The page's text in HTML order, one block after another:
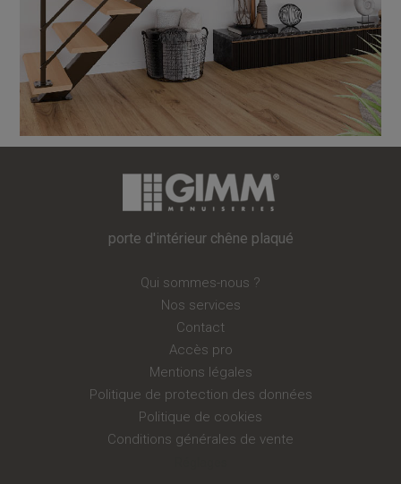
porte d'intérieur chêne plaqué
Qui sommes-nous ?
Nos services
Contact
Accès pro
Mentions légales
Politique de protection des données
Politique de cookies
Conditions générales de vente